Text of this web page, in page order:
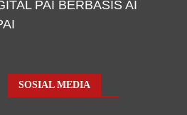
PAI BERBASIS AI
SOSIAL MEDIA